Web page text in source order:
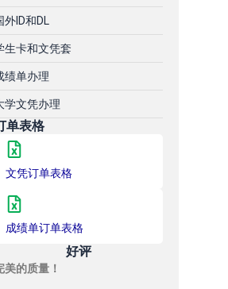
外ID和DL
生卡和文凭套
绩单办理
学文凭办理
单表格
文凭订单表格
成绩单订单表格
好评
美的质量！